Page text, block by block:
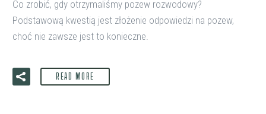
Co zrobić, gdy otrzymaliśmy pozew rozwodowy?
Podstawową kwestią jest złożenie odpowiedzi na pozew,
choć nie zawsze jest to konieczne.
READ MORE